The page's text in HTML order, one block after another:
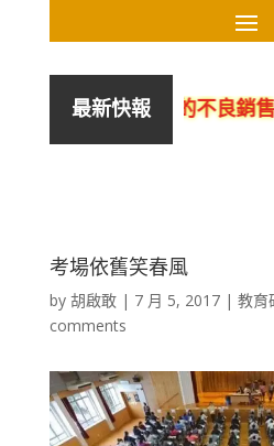
最新快報
美良生館的不良銷售、呃人
考場依舊笑春風
by 胡啟敢| 7 月 5, 2017| 教育
comments